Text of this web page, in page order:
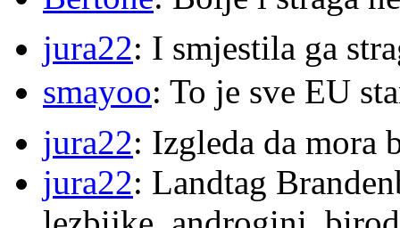
jura22: I smjestila ga
smayoo: To je sve EU
jura22: Izgleda da mora
jura22: Landtag